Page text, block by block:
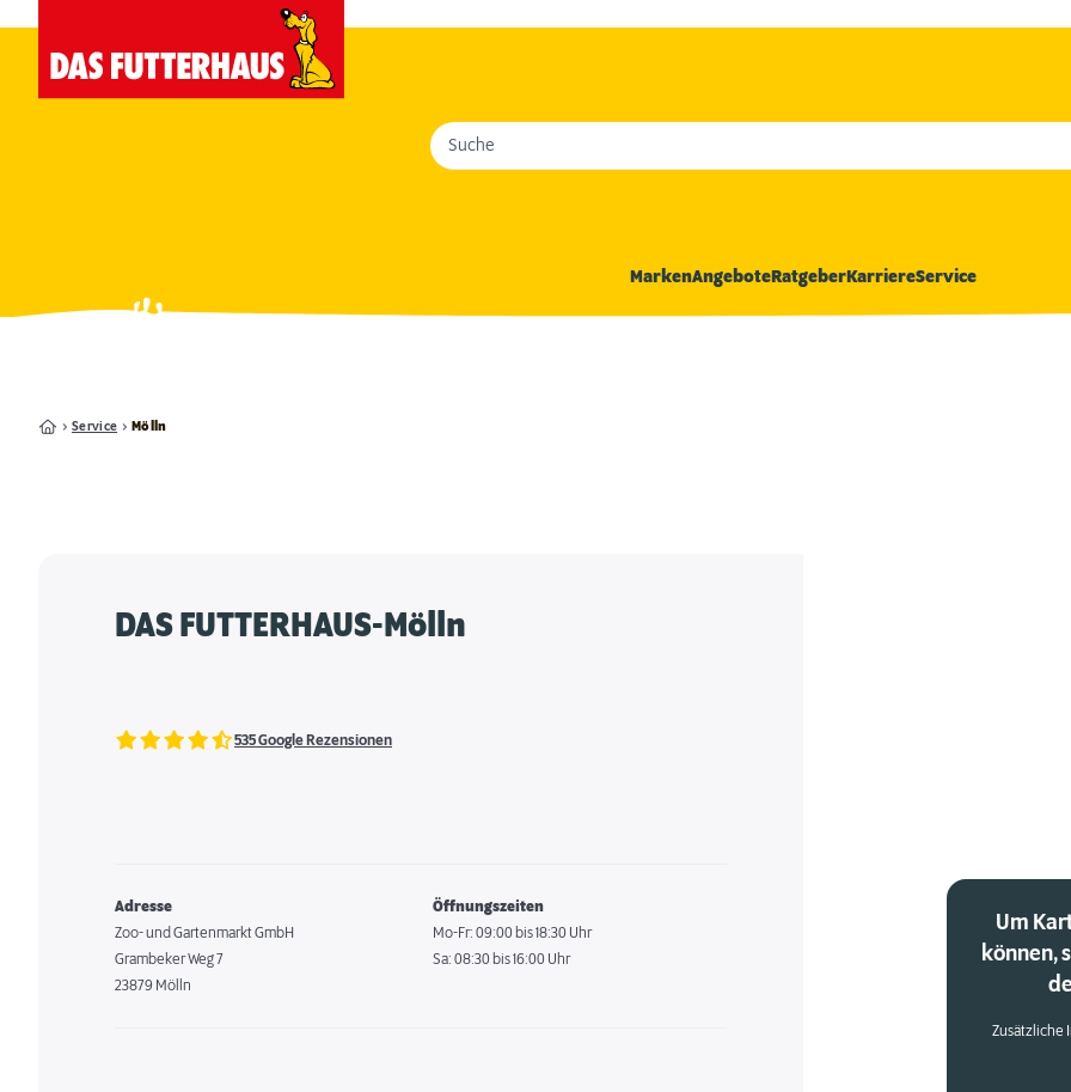
Suche
MarkenAngeboteRatgeberKarriereService
Service Mölln
DAS FUTTERHAUS-Mölln
535 Google Rezensionen
Adresse
Zoo- und Gartenmarkt GmbH
Grambeker Weg 7
23879 Mölln
Öffnungszeiten
Mo-Fr: 09:00 bis 18:30 Uhr
Sa: 08:30 bis 16:00 Uhr
Um
können,
Zusätzliche